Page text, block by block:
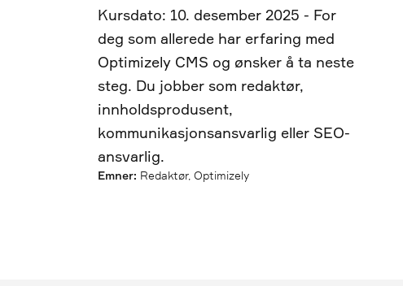
Kursdato: 10. desember 2025 - For
deg som allerede har erfaring med
Optimizely CMS og ønsker å ta neste
steg. Du jobber som redaktør,
innholdsprodusent,
kommunikasjonsansvarlig eller SEO-
ansvarlig.
Emner: Redaktør, Optimizely